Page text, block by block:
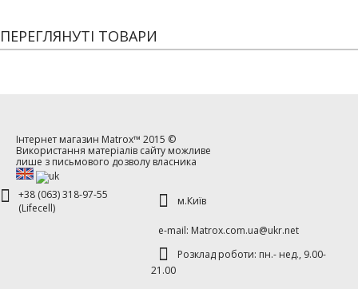
ПЕРЕГЛЯНУТІ ТОВАРИ
Інтернет магазин Matrox™ 2015 ©
Використання матеріалів сайту можливе
лише з письмового дозволу власника
+38 (063) 318-97-55
(Lifecell)
м.Київ
е-mаil: Matrox.com.ua@ukr.net
Розклад роботи: пн.- нед., 9.00-
21.00